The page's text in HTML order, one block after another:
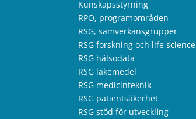
Kunskapsstyrning
RPO, programområden
RSG, samverkansgrupper
RSG forskning och life science
RSG hälsodata
RSG läkemedel
RSG medicinteknik
RSG patientsäkerhet
RSG stöd för utveckling